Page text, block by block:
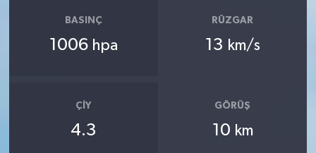
BASINÇ
1006 hpa
RÜZGAR
13 km/s
ÇIY
4.3
GÖRÜŞ
10 km